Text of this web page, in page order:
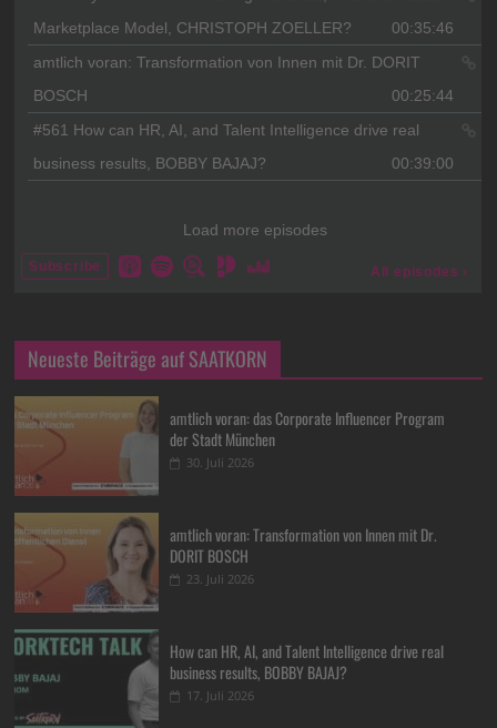
Neueste Beiträge auf SAATKORN
amtlich voran: das Corporate Influencer Program
der Stadt München
30. Juli 2026
amtlich voran: Transformation von Innen mit Dr.
DORIT BOSCH
23. Juli 2026
How can HR, AI, and Talent Intelligence drive real
business results, BOBBY BAJAJ?
17. Juli 2026